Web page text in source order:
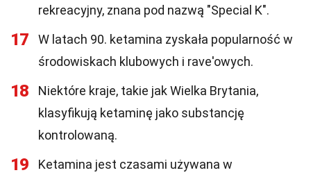
rekreacyjny, znana pod nazwą "Special K".
17
W latach 90. ketamina zyskała popularność w
środowiskach klubowych i rave'owych.
18
Niektóre kraje, takie jak Wielka Brytania,
klasyfikują ketaminę jako substancję
kontrolowaną.
19
Ketamina jest czasami używana w